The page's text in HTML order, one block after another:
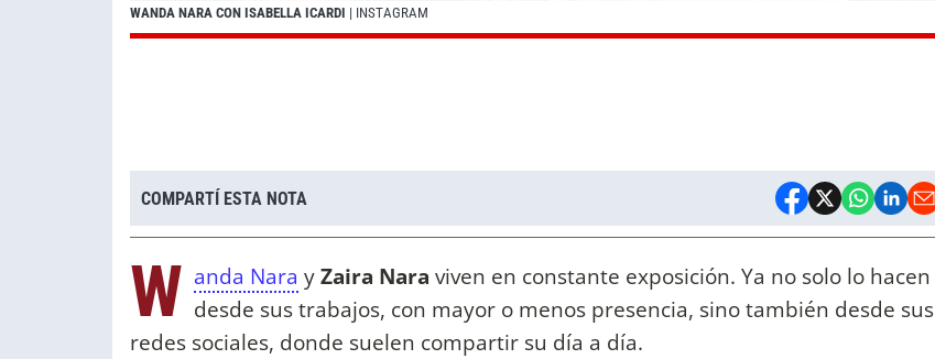
WANDA NARA CON ISABELLA ICARDI | INSTAGRAM
COMPARTÍ ESTA NOTA
W anda Nara yZaira Nara viven en constante exposición. Ya no solo lo hacen
desde sus trabajos, con mayor o menos presencia, sino también desde sus
redes sociales, donde suelen compartir su día a día.